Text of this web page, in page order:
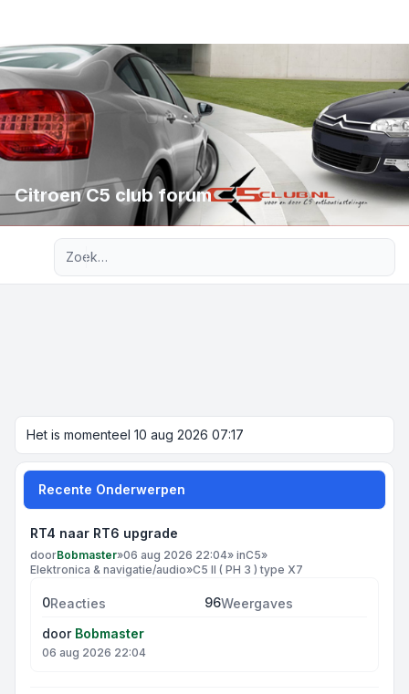
Citroen C5 club forum
Het is momenteel 10 aug 2026 07:17
Recente Onderwerpen
RT4 naar RT6 upgrade
doorBobmaster»06 aug 2026 22:04» inC5»
Elektronica & navigatie/audio»C5 II ( PH 3 ) type X7
0Reacties 96Weergaves
door Bobmaster
06 aug 2026 22:04